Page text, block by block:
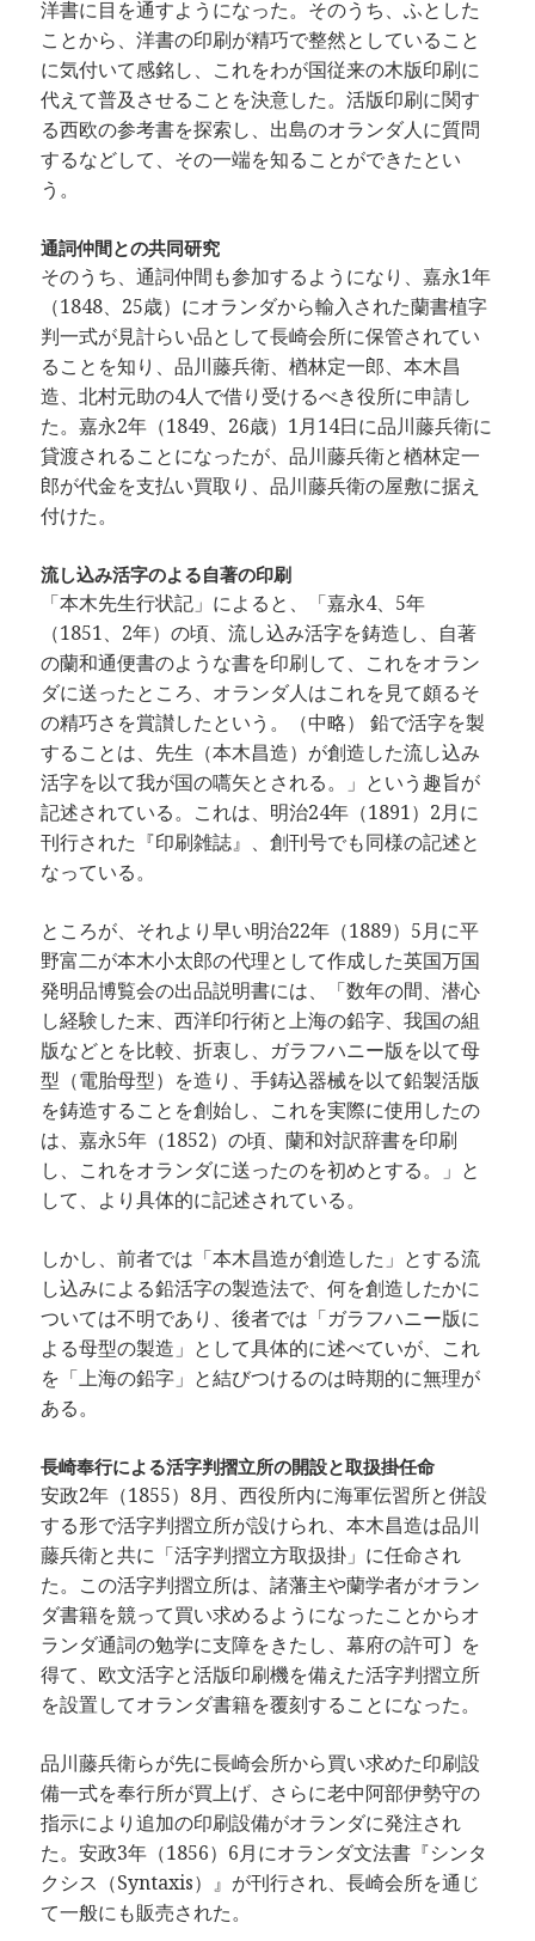
洋書に目を通すようになった。そのうち、ふとした
ことから、洋書の印刷が精巧で整然としていること
に気付いて感銘し、これをわが国従来の木版印刷に
代えて普及させることを決意した。活版印刷に関す
る西欧の参考書を探索し、出島のオランダ人に質問
するなどして、その一端を知ることができたとい
う。
通詞仲間との共同研究
そのうち、通詞仲間も参加するようになり、嘉永1年
（1848、25歳）にオランダから輸入された蘭書植字
判一式が見計らい品として長崎会所に保管されてい
ることを知り、品川藤兵衛、楢林定一郎、本木昌
造、北村元助の4人で借り受けるべき役所に申請し
た。嘉永2年（1849、26歳）1月14日に品川藤兵衛に
貸渡されることになったが、品川藤兵衛と楢林定一
郎が代金を支払い買取り、品川藤兵衛の屋敷に据え
付けた。
流し込み活字のよる自著の印刷
「本木先生行状記」によると、「嘉永4、5年
（1851、2年）の頃、流し込み活字を鋳造し、自著
の蘭和通便書のような書を印刷して、これをオラン
ダに送ったところ、オランダ人はこれを見て頗るそ
の精巧さを賞讃したという。（中略） 鉛で活字を製
することは、先生（本木昌造）が創造した流し込み
活字を以て我が国の嚆矢とされる。」という趣旨が
記述されている。これは、明治24年（1891）2月に
刊行された『印刷雑誌』、創刊号でも同様の記述と
なっている。
ところが、それより早い明治22年（1889）5月に平
野富二が本木小太郎の代理として作成した英国万国
発明品博覧会の出品説明書には、「数年の間、潜心
し経験した末、西洋印行術と上海の鉛字、我国の組
版などとを比較、折衷し、ガラフハニー版を以て母
型（電胎母型）を造り、手鋳込器械を以て鉛製活版
を鋳造することを創始し、これを実際に使用したの
は、嘉永5年（1852）の頃、蘭和対訳辞書を印刷
し、これをオランダに送ったのを初めとする。」と
して、より具体的に記述されている。
しかし、前者では「本木昌造が創造した」とする流
し込みによる鉛活字の製造法で、何を創造したかに
ついては不明であり、後者では「ガラフハニー版に
よる母型の製造」として具体的に述べていが、これ
を「上海の鉛字」と結びつけるのは時期的に無理が
ある。
長崎奉行による活字判摺立所の開設と取扱掛任命
安政2年（1855）8月、西役所内に海軍伝習所と併設
する形で活字判摺立所が設けられ、本木昌造は品川
藤兵衛と共に「活字判摺立方取扱掛」に任命され
た。この活字判摺立所は、諸藩主や蘭学者がオラン
ダ書籍を競って買い求めるようになったことからオ
ランダ通詞の勉学に支障をきたし、幕府の許可〕 を
得て、欧文活字と活版印刷機を備えた活字判摺立所
を設置してオランダ書籍を覆刻することになった。
品川藤兵衛らが先に長崎会所から買い求めた印刷設
備一式を奉行所が買上げ、さらに老中阿部伊勢守の
指示により追加の印刷設備がオランダに発注され
た。安政3年（1856）6月にオランダ文法書『シンタ
クシス（Syntaxis）』が刊行され、長崎会所を通じ
て一般にも販売された。